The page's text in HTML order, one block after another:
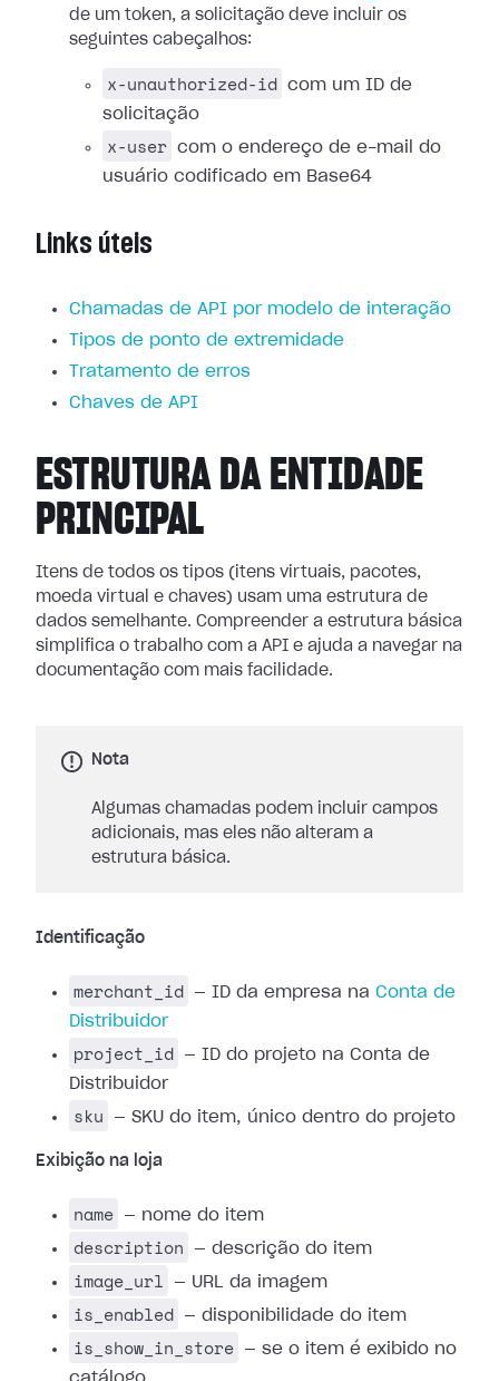
de um token, a solicitação deve incluir os
seguintes cabeçalhos:
x-unauthorized-id com um ID de
solicitação
x-user com o endereço de e-mail do
usuário codificado em Base64
Links úteis
Chamadas de API por modelo de interação
Tipos de ponto de extremidade
Tratamento de erros
Chaves de API
ESTRUTURA DA ENTIDADE
PRINCIPAL
Itens de todos os tipos (itens virtuais, pacotes,
moeda virtual e chaves) usam uma estrutura de
dados semelhante. Compreender a estrutura básica
simplifica o trabalho com a API e ajuda a navegar na
documentação com mais facilidade.
Nota
Algumas chamadas podem incluir campos
adicionais, mas eles não alteram a
estrutura básica.
Identificação
merchant_id — ID da empresa na Conta de
Distribuidor
project_id
— ID do projeto na Conta de
Distribuidor
sku — SKU do item, único dentro do projeto
Exibição na loja
name — nome do item
description — descrição do item
image_url — URL da imagem
is_enabled — disponibilidade do item
is_show_in_store
— se o item é exibido no